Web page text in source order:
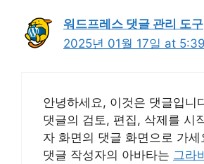
워드프레스 댓글 관리 도구
2025년 01월 17일 at
안녕하세요, 이것은 댓글입니
댓글의 검토, 편집, 삭제를 시
자 화면의 댓글 화면으로 가세
댓글 작성자의 아바타는 그라